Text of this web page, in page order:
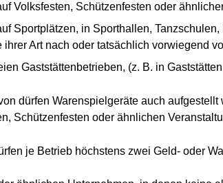
Volksfesten, Schützenfesten oder
Sportplätzen, in Sporthallen,
ihrer Art nach oder tatsächlich vorwiegend
Gaststättenbetrieben, (z. B. in
dürfen Warenspielgeräte auch aufgestellt
Schützenfesten oder ähnlichen
je Betrieb höchstens zwei Geld- oder